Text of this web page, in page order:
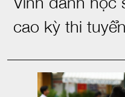
cao kỳ thi